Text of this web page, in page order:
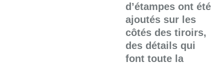
d’étampes ont été
ajoutés sur les
côtés des tiroirs,
des détails qui
font toute la